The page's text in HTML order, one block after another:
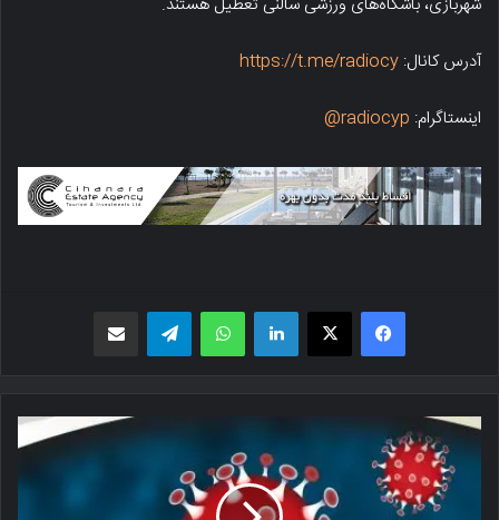
آدرس کانال: https://t.me/radiocy
اینستاگرام: radiocyp@
فیسبوک X لینکدین واتس اپ تلگرام